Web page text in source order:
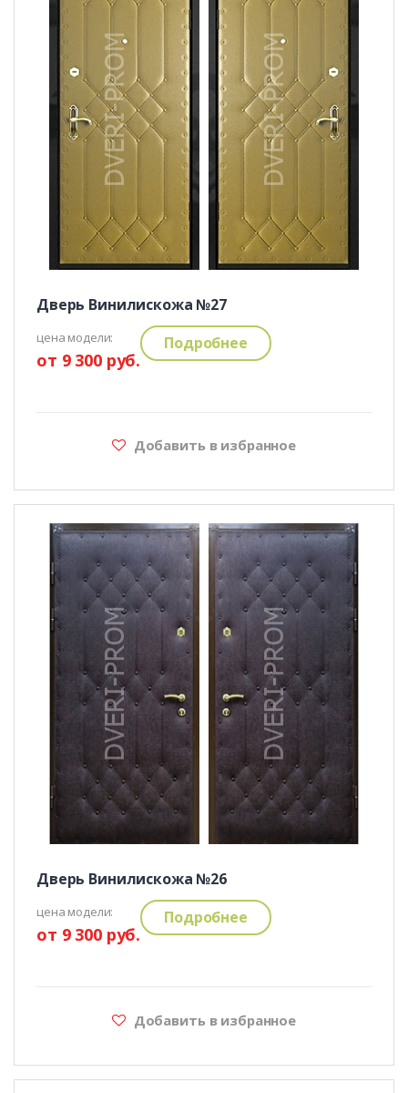
Дверь Винилискожа №27
цена модели:
от 9 300 руб.
Подробнее
Добавить в избранное
Дверь Винилискожа №26
цена модели:
от 9 300 руб.
Подробнее
Добавить в избранное